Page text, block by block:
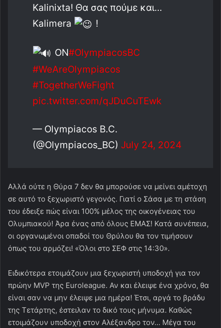
Kalinixta! Θα σας πούμε και…
Kalimera
!
ON#OlympiacosBC
#WeAreOlympiacos
#TogetherWeFight
pic.twitter.com/qJDuCuTEwk
— Olympiacos B.C.
(@Olympiacos_BC) July 24, 2024
Αλλά ούτε η Θύρα 7 δεν θα μπορούσε να μείνει αμέτοχη
σε αυτό το ξεχωριστό γεγονός. Γιατί ο Σάσα με τη στάση
του έδειξε πώς είναι 100% μέλος της οικογένειας του
Ολυμπιακού! Άρα ένας από όλους ΕΜΑΣ! Κατά συνέπεια,
οι οργανωμένοι οπαδοί του Θρύλου θα τον τιμήσουν
όπως του αρμόζει! «Όλοι στο ΣΕΦ στις 14:30».
Ειδικότερα ετοιμάζουν μια ξεχωριστή υποδοχή για τον
πρώην MVP της Euroleague. Αν και έλειψε ένα χρόνο, θα
είναι σαν να μην έλειψε μια ημέρα! Έτσι, αργά το βράδυ
της Τετάρτης, έστειλαν το δικό τους μήνυμα. Καθώς
ετοιμάζουν υποδοχή στον Αλέξανδρο τον… Μέγα του